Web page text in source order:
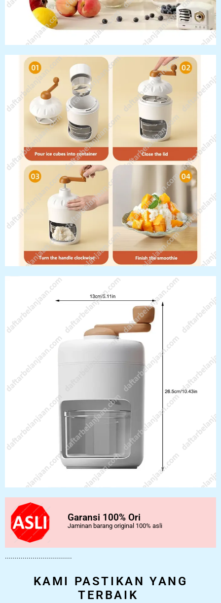
Garansi 100% Ori
Jaminan barang original 100% asli
..................................
KAMI PASTIKAN YANG
TERBAIK